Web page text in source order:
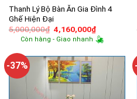
Thanh Lý Bộ Bàn Ăn Gia Đình 4
Ghế Hiện Đại
5,000,000₫ Giá
gốc
là:
4,160,000₫Giá
hiện
tại
4,160,000₫.
Còn hàng - Giao nhanh
-37%